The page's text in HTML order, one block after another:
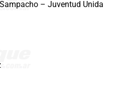
– Juventud Unida